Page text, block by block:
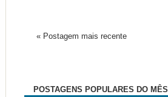
« Postagem mais recente
POSTAGENS POPULARES DO MÊS